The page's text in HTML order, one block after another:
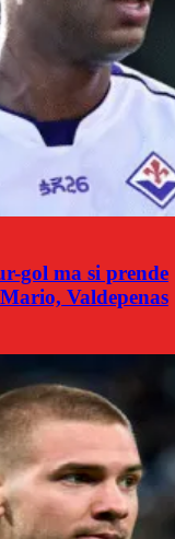
gol ma si prende
Valdepenas